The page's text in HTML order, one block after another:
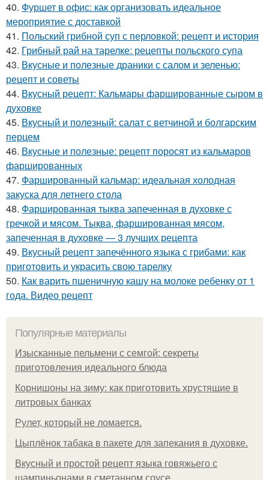
40. Фуршет в офис: как организовать идеальное
мероприятие с доставкой
41. Польский грибной суп с перловкой: рецепт и история
42. Грибный рай на тарелке: рецепты польского супа
43. Вкусные и полезные драники с салом и зеленью:
рецепт и советы
44. Вкусный рецепт: Кальмары фаршированные сыром в
духовке
45. Вкусный и полезный: салат с ветчиной и болгарским
перцем
46. Вкусные и полезные: рецепт поросят из кальмаров
фаршированных
47. Фаршированный кальмар: идеальная холодная
закуска для летнего стола
48. Фаршированная тыква запеченная в духовке с
гречкой и мясом. Тыква, фаршированная мясом,
запеченная в духовке — 3 лучших рецепта
49. Вкусный рецепт запечённого языка с грибами: как
приготовить и украсить свою тарелку
50. Как варить пшеничную кашу на молоке ребенку от 1
года. Видео рецепт
Популярные материалы
Изысканные пельмени с семгой: секреты
приготовления идеального блюда
Корнишоны на зиму: как приготовить хрустящие в
литровых банках
Рулет, который не ломается.
Цыплёнок табака в пакете для запекания в духовке.
Вкусный и простой рецепт языка говяжьего с
шампиньонами в сметанном соусе